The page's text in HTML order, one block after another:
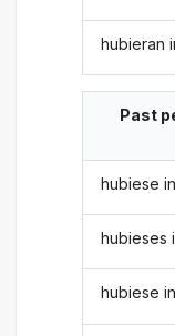
hubieran
Past
hubiese
hubieses
hubiese